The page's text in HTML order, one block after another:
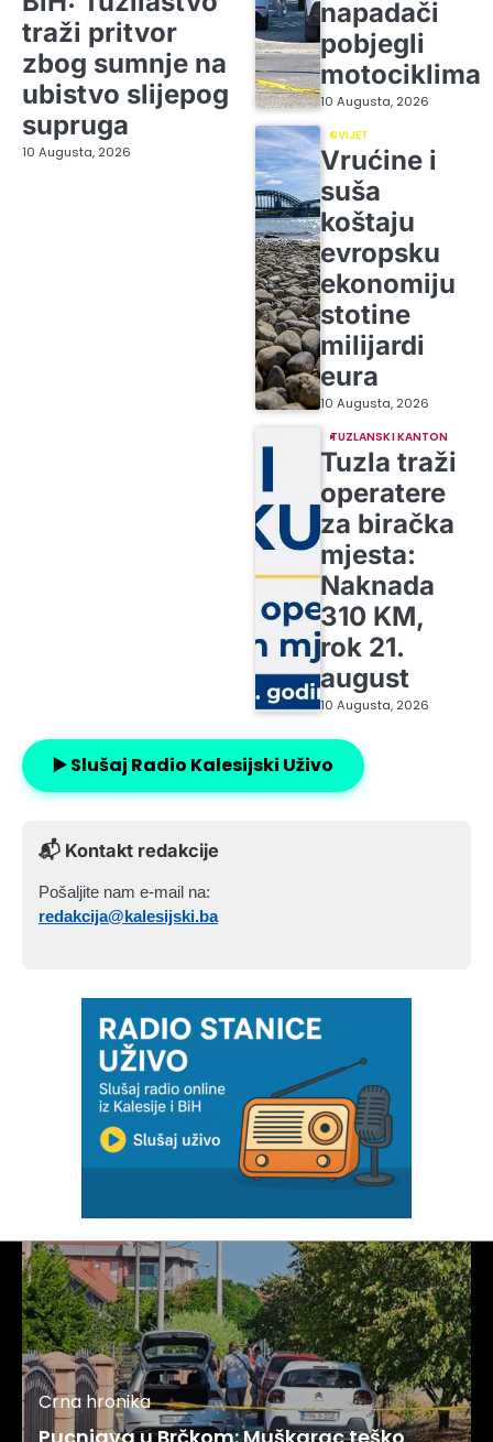
traži pritvor
zbog sumnje na
ubistvo slijepog
supruga
10 Augusta, 2026
napadači
pobjegli
motociklima
10 Augusta, 2026
SVIJET
Vrućine i
suša
koštaju
evropsku
ekonomiju
stotine
milijardi
eura
10 Augusta, 2026
TUZLANSKI KANTON
Tuzla traži
operatere
za biračka
mjesta:
Naknada
310 KM,
rok 21.
august
10 Augusta, 2026
▶️ Slušaj Radio Kalesijski Uživo
📬 Kontakt redakcije
Pošaljite nam e-mail na:
redakcija@kalesijski.ba
Crna hronika